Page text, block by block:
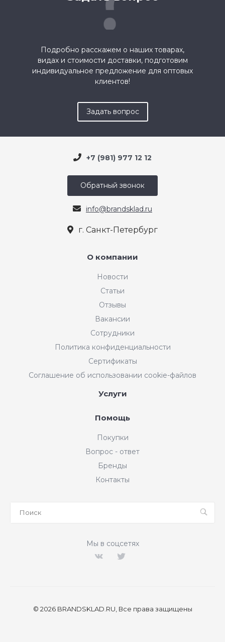
Подробно расскажем о наших товарах,
видах и стоимости доставки, подготовим
индивидуальное предложение для оптовых
клиентов!
Задать вопрос
+7 (981) 977 12 12
Обратный звонок
info@brandsklad.ru
г. Санкт-Петербург
О компании
Новости
Статьи
Отзывы
Вакансии
Сотрудники
Политика конфиденциальности
Сертификаты
Соглашение об использовании cookie-файлов
Услуги
Помощь
Покупки
Вопрос - ответ
Бренды
Контакты
Мы в соцсетях
© 2026 BRANDSKLAD.RU, Все права защищены